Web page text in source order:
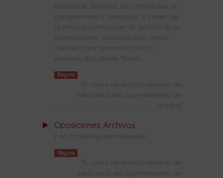
Estudiode Técnicas Documentales se
compromete a conseguir a través de
la mejora continua en la gestión de su
organización, lasatisfacción desus
clientes.Para garantizar dicho
proceso, Estudiode Técnic...
Página
curso de tecnico auxiliar de
biblioteca del ayuntamiento de
madrid
Oposiciones Archivos
FacultativoAyudanteAuxiliar
Página
curso de tecnico auxiliar de
biblioteca del ayuntamiento de